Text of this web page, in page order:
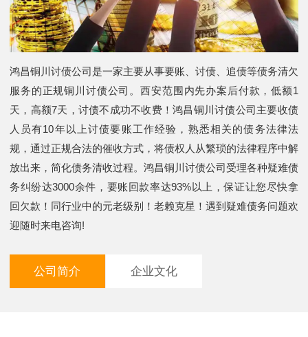
鸿昌铜川讨债公司是一家主要从事要账、讨债、追债等债务清欠
服务的正规铜川讨债公司。西安范围内先办案后付款，低额1
天，高额7天，讨债不成功不收费！鸿昌铜川讨债公司主要收债
人员有10年以上讨债要账工作经验，熟悉相关的债务法律法
规，通过正规合法的催收方式，将债权人从繁琐的法律程序中解
放出来，简化债务清收过程。鸿昌铜川讨债公司受理各种疑难债
务纠纷达3000余件，要账回款率达93%以上，保证让您尽快拿
回欠款！同行业中的元老级别！老赖克星！遇到疑难债务问题欢
迎随时来电咨询!
公司简介 企业文化